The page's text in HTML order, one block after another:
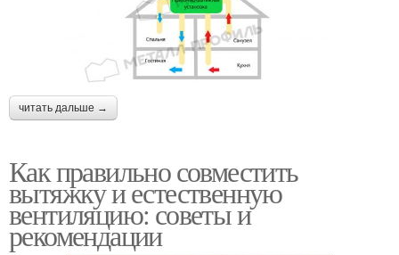
читать дальше →
Как правильно совместить
вытяжку и естественную
вентиляцию: советы и
рекомендации